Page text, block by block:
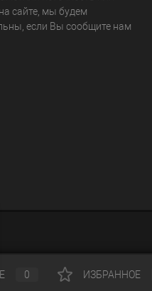
сайте, мы будем
если Вы сообщите нам
0 ИЗБРАННОЕ